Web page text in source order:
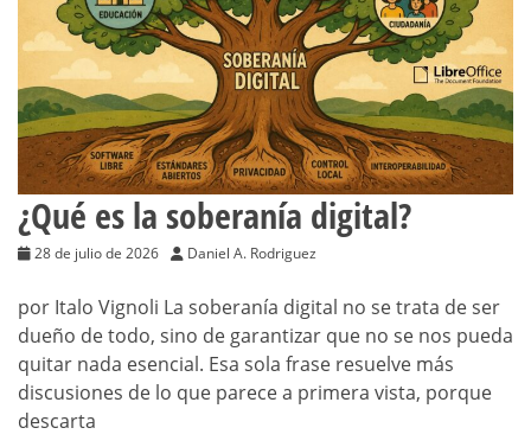
¿Qué es la soberanía digital?
28 de julio de 2026 Daniel A. Rodriguez
por Italo Vignoli La soberanía digital no se trata de ser
dueño de todo, sino de garantizar que no se nos pueda
quitar nada esencial. Esa sola frase resuelve más
discusiones de lo que parece a primera vista, porque
descarta